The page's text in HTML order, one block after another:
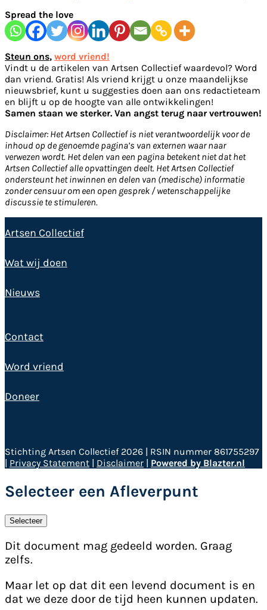
Spread the love
Steun ons, word vriend!
Vindt u de artikelen van Artsen Collectief waardevol? Word
dan vriend. Gratis! Als vriend krijgt u onze maandelijkse
nieuwsbrief, kunt u suggesties doen aan ons redactieteam
en blijft u op de hoogte van alle ontwikkelingen!
Samen staan we sterker. Van angst terug naar vertrouwen!
Disclaimer: Het Artsen Collectief is niet verantwoordelijk voor de
inhoud op de genoemde pagina’s van externen waar naar
verwezen wordt. Het delen van een pagina betekent niet dat het
Artsen Collectief alle opvattingen deelt. Het Artsen Collectief
ondersteunt het inwinnen en delen van (medische) informatie
zonder censuur om een open gesprek / wetenschappelijke
discussie te stimuleren.
Artsen Collectief
Wat wij doen
Nieuws
Contact
Word vriend
Doneer
Stichting Artsen Collectief 2026 | RSIN nummer 861755297
| Privacy Statement | Disclaimer | Powered by Blazter.nl
Selecteer een Afleverpunt
Selecteer
Dit document mag gedeeld worden. Graag
zelfs.
Maar let op dat dit een levend document is en
dat we deze door de tijd heen kunnen updaten.